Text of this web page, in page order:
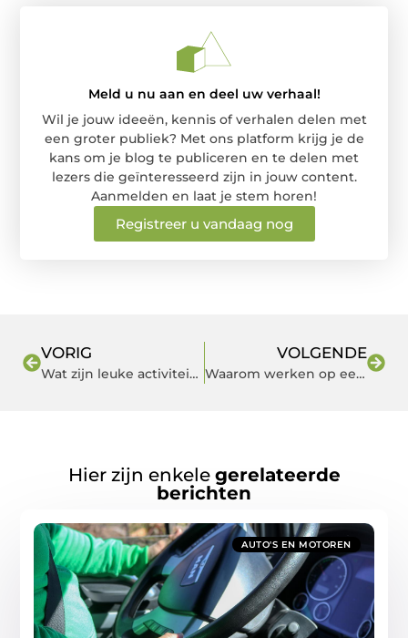
Meld u nu aan en deel uw verhaal!
Wil je jouw ideeën, kennis of verhalen delen met
een groter publiek? Met ons platform krijg je de
kans om je blog te publiceren en te delen met
lezers die geïnteresseerd zijn in jouw content.
Aanmelden en laat je stem horen!
Registreer u vandaag nog
VORIG
Wat zijn leuke activiteiten om met vrienden te doen?
VOLGENDE
Waarom werken op een festival op je bucketlist moet!
Hier zijn enkele gerelateerde
berichten
AUTO'S EN MOTOREN